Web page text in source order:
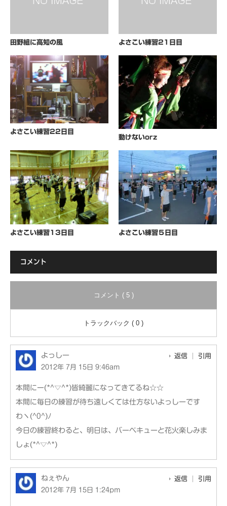
田野組に高知の風 よさこい練習21日目
よさこい練習22日目
動けないorz
よさこい練習13日目 よさこい練習５日目
コメント
コメント ( 5 )
トラックバック ( 0 )
よっしー
2012年 7月 15日 9:46am
返信 引用
本間にー(*^▽^*)皆綺麗になってきてるね☆☆
本間に毎日の練習が待ち遠しくては仕方ないよっしーです
わヽ(^0^)ﾉ
今日の練習終わると、明日は、バーベキューと花火楽しみま
しょ(*^▽^*)
ねぇやん
2012年 7月 15日 1:24pm
返信 引用